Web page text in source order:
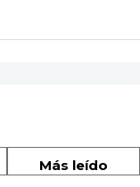
Más leído